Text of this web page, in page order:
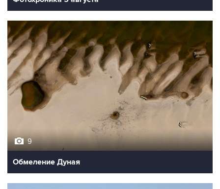
9
Обмеление Дуная